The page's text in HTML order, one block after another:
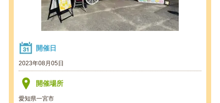
開催日
2023年08月05日
開催場所
愛知県一宮市